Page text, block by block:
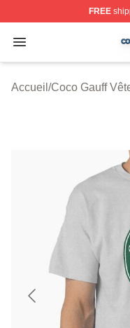
FREE
Open menu
Coco Gauff Shop
Accueil /Coco Gauff